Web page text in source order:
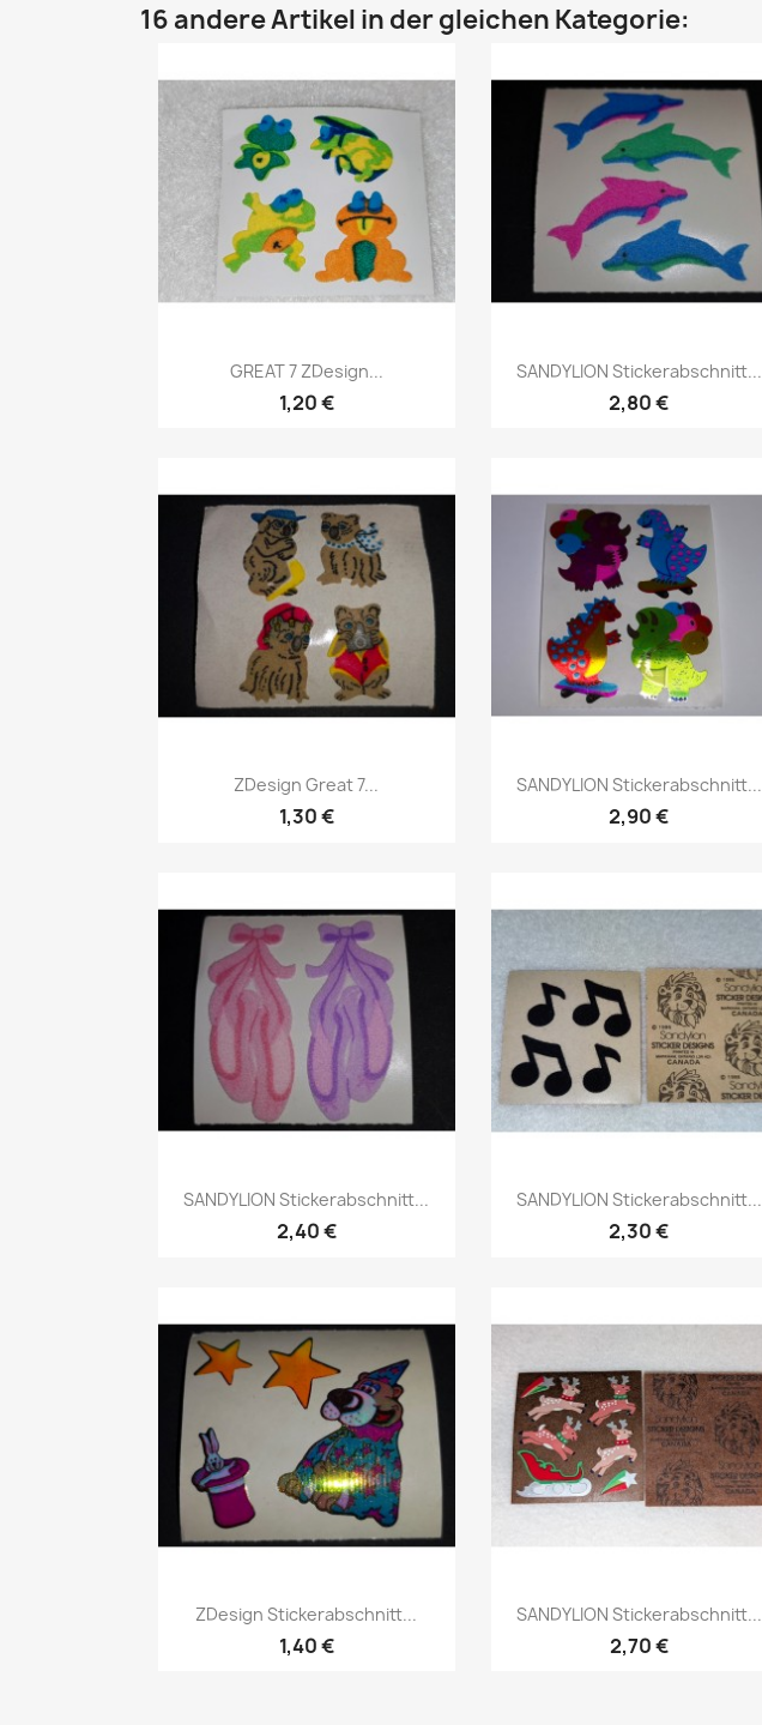
16 andere Artikel in der gleichen Kategorie:
GREAT 7 ZDesign...
1,20 €
SANDYLION Stickerabschnitt...
2,80 €
ZDesign Great 7...
1,30 €
SANDYLION Stickerabschnitt...
2,90 €
SANDYLION Stickerabschnitt...
2,40 €
SANDYLION Stickerabschnitt...
2,30 €
ZDesign Stickerabschnitt...
1,40 €
SANDYLION Stickerabschnitt...
2,70 €